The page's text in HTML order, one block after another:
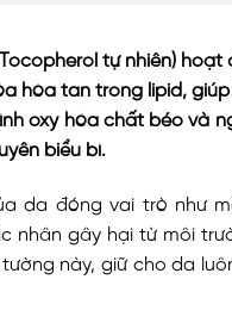
tự nhiên) hoạt
hòa tan trong lipid,
oxy hóa chất béo và
biểu bì.
da đóng vai trò như
nhân gây hại từ môi
này, giữ cho da